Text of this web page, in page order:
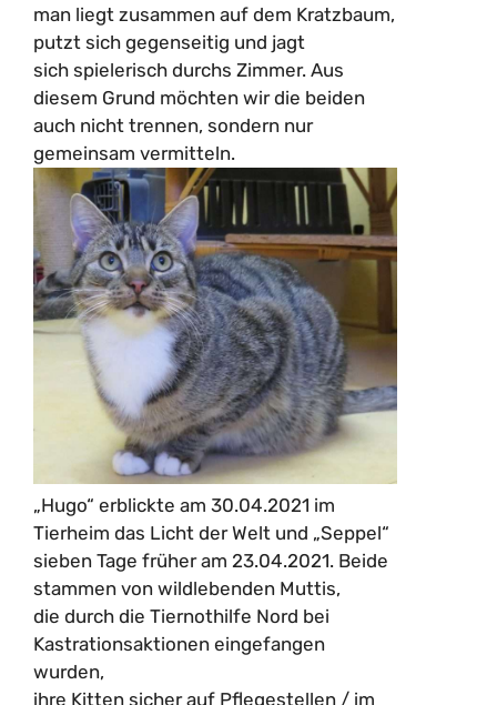
man liegt zusammen auf dem Kratzbaum,
putzt sich gegenseitig und jagt
sich spielerisch durchs Zimmer. Aus
diesem Grund möchten wir die beiden
auch nicht trennen, sondern nur
gemeinsam vermitteln.
„Hugo“ erblickte am 30.04.2021 im
Tierheim das Licht der Welt und „Seppel“
sieben Tage früher am 23.04.2021. Beide
stammen von wildlebenden Muttis,
die durch die Tiernothilfe Nord bei
Kastrationsaktionen eingefangen
wurden,
ihre Kitten sicher auf Pflegestellen / im